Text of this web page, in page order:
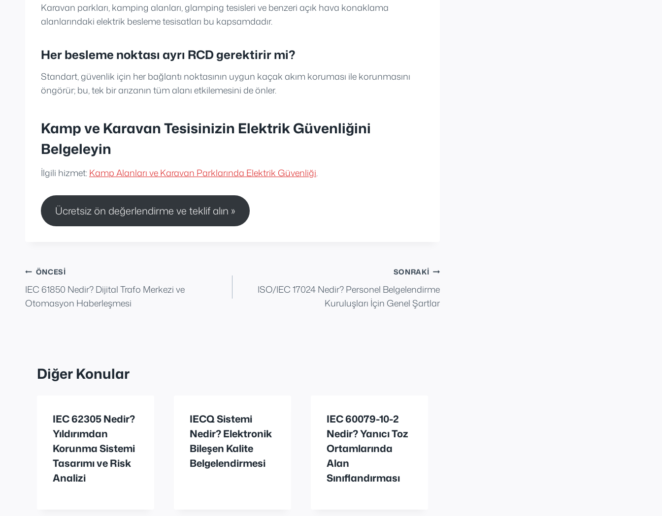
Karavan parkları, kamping alanları, glamping tesisleri ve benzeri açık hava konaklama
alanlarındaki elektrik besleme tesisatları bu kapsamdadır.
Her besleme noktası ayrı RCD gerektirir mi?
Standart, güvenlik için her bağlantı noktasının uygun kaçak akım koruması ile korunmasını
öngörür; bu, tek bir arızanın tüm alanı etkilemesini de önler.
Kamp ve Karavan Tesisinizin Elektrik Güvenliğini
Belgeleyin
İlgili hizmet:Kamp Alanları ve Karavan Parklarında Elektrik Güvenliği.
Ücretsiz ön değerlendirme ve teklif alın »
Yazı
gezinmesi
ÖNCESI
IEC 61850 Nedir? Dijital Trafo Merkezi ve
Otomasyon Haberleşmesi
SONRAKI
ISO/IEC 17024 Nedir? Personel Belgelendirme
Kuruluşları İçin Genel Şartlar
Diğer Konular
IEC 62305 Nedir?
Yıldırımdan
Korunma Sistemi
Tasarımı ve Risk
Analizi
IECQ Sistemi
Nedir? Elektronik
Bileşen Kalite
Belgelendirmesi
IEC 60079-10-2
Nedir? Yanıcı Toz
Ortamlarında
Alan
Sınıflandırması